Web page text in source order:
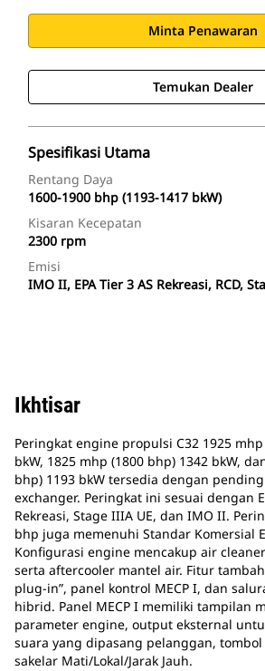
Minta Penawaran
Temukan Dealer
Spesifikasi Utama
Rentang Daya
1600-1900 bhp (1193-1417 bkW)
Kisaran Kecepatan
2300 rpm
Emisi
IMO II, EPA Tier 3 AS Rekreasi, RCD,
Ikhtisar
Peringkat engine propulsi C32 1925
bkW, 1825 mhp (1800 bhp) 1342 bkW,
bhp) 1193 bkW tersedia dengan
exchanger. Peringkat ini sesuai dengan
Rekreasi, Stage IIIA UE, dan IMO II.
bhp juga memenuhi Standar Komersial
Konfigurasi engine mencakup air
serta aftercooler mantel air. Fitur
plug-in”, panel kontrol MECP I, dan
hibrid. Panel MECP I memiliki tampilan
parameter engine, output eksternal
suara yang dipasang pelanggan,
sakelar Mati/Lokal/Jarak Jauh.